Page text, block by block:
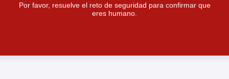
Por favor, resuelve el reto de seguridad para confirmar que
eres humano.